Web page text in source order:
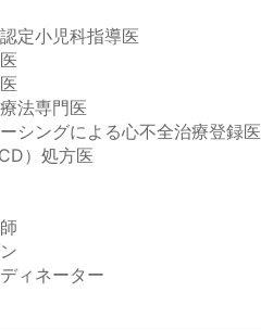
定小児科指導医
法専門医
シングによる心不全治療登録医
）処方医
ィネーター